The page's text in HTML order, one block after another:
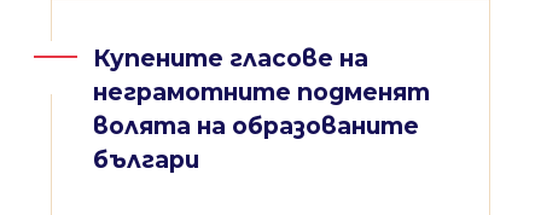
Купените гласове на
неграмотните подменят
волята на образованите
българи